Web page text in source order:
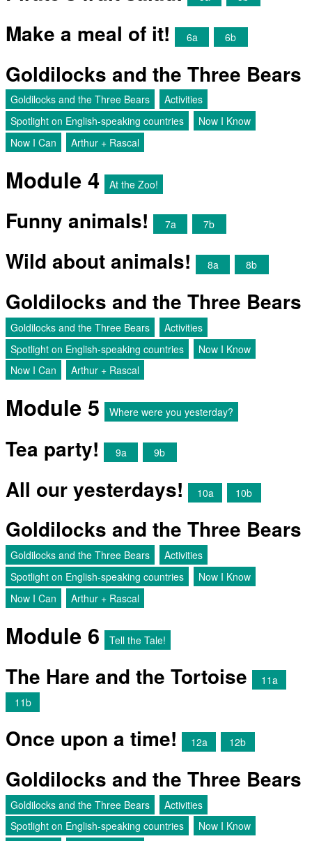
Make a meal of it! 6a 6b
Goldilocks and the Three Bears
Goldilocks and the Three Bears
Activities
Spotlight on English-speaking countries
Now I Know
Now I Can
Arthur + Rascal
Module 4 At the Zoo!
Funny animals! 7a 7b
Wild about animals! 8a 8b
Goldilocks and the Three Bears
Goldilocks and the Three Bears
Activities
Spotlight on English-speaking countries
Now I Know
Now I Can
Arthur + Rascal
Module 5 Where were you yesterday?
Tea party! 9a 9b
All our yesterdays! 10a 10b
Goldilocks and the Three Bears
Goldilocks and the Three Bears
Activities
Spotlight on English-speaking countries
Now I Know
Now I Can
Arthur + Rascal
Module 6 Tell the Tale!
The Hare and the Tortoise
11a
11b
Once upon a time! 12a 12b
Goldilocks and the Three Bears
Goldilocks and the Three Bears
Activities
Spotlight on English-speaking countries
Now I Know